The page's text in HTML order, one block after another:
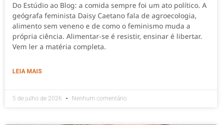
Do Estúdio ao Blog: a comida sempre foi um ato político. A
geógrafa feminista Daisy Caetano fala de agroecologia,
alimento sem veneno e de como o feminismo muda a
própria ciência. Alimentar-se é resistir, ensinar é libertar.
Vem ler a matéria completa.
LEIA MAIS
5 de julho de 2026 Nenhum comentário